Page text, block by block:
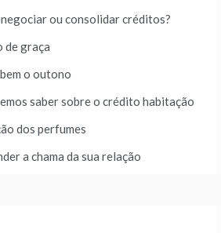
ou consolidar créditos?
de graça
o outono
saber sobre o crédito habitação
dos perfumes
a chama da sua relação